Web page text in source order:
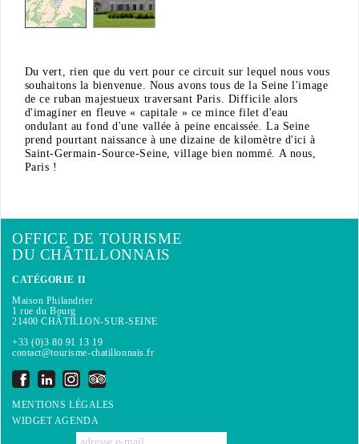
Du vert, rien que du vert pour ce circuit sur lequel nous vous
souhaitons la bienvenue. Nous avons tous de la Seine l'image
de ce ruban majestueux traversant Paris. Difficile alors
d'imaginer en fleuve « capitale » ce mince filet d'eau
ondulant au fond d'une vallée à peine encaissée. La Seine
prend pourtant naissance à une dizaine de kilomètre d'ici à
Saint-Germain-Source-Seine, village bien nommé. A nous,
Paris !
OFFICE DE TOURISME
DU CHÂTILLONNAIS
CATÉGORIE II
Maison Philandrier
1 rue du Bourg
21400 CHÂTILLON-SUR-SEINE
+33 (0)3 80 91 13 19
contact@tourisme-chatillonnais.fr
MENTIONS LÉGALES
WIDGET AGENDA